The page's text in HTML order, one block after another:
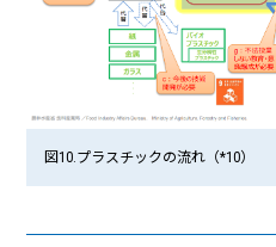
図10.プラスチックの流れ（*10）